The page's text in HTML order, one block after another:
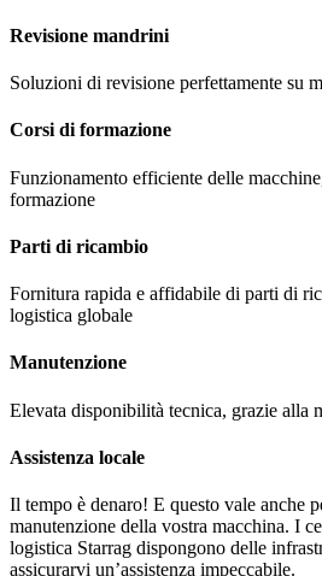
Revisione mandrini
Soluzioni di revisione perfettamente su
Corsi di formazione
Funzionamento efficiente delle
formazione
Parti di ricambio
Fornitura rapida e affidabile di parti di
logistica globale
Manutenzione
Elevata disponibilità tecnica, grazie alla
Assistenza locale
Il tempo è denaro! E questo vale anche
manutenzione della vostra macchina. I
logistica Starrag dispongono delle
assicurarvi un’assistenza impeccabile.